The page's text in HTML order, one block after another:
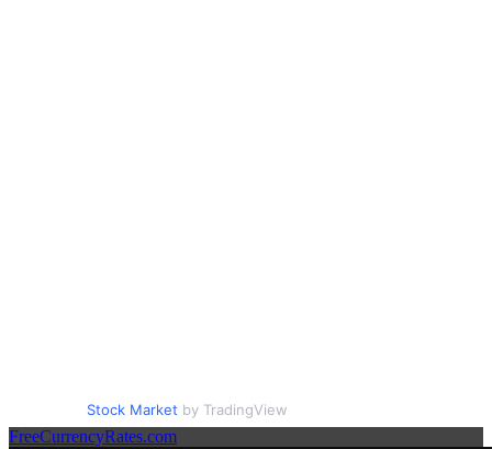
Stock Market by TradingView
FreeCurrencyRates.com